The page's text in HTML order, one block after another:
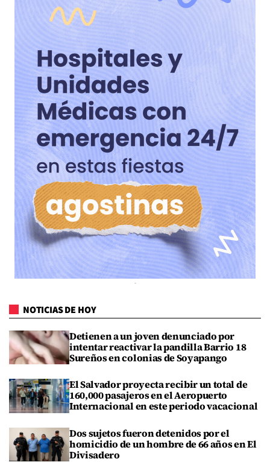
NOTICIAS DE HOY
Detienen a un joven denunciado por
intentar reactivar la pandilla Barrio 18
Sureños en colonias de Soyapango
El Salvador proyecta recibir un total de
160,000 pasajeros en el Aeropuerto
Internacional en este periodo vacacional
Dos sujetos fueron detenidos por el
homicidio de un hombre de 66 años en El
Divisadero